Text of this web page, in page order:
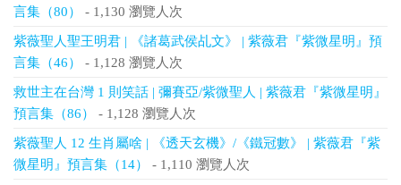
言集（80）
- 1,130 瀏覽人次
紫薇聖人聖王明君 | 《諸葛武侯乩文》 | 紫薇君『紫微星明』預
言集（46）
- 1,128 瀏覽人次
救世主在台灣 1 則笑話 | 彌賽亞/紫微聖人 | 紫薇君『紫微星明』
預言集（86）
- 1,128 瀏覽人次
紫薇聖人 12 生肖屬啥 | 《透天玄機》/《鐵冠數》 | 紫薇君『紫
微星明』預言集（14）
- 1,110 瀏覽人次